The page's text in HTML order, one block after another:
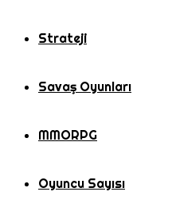
Strateji
Savaş Oyunları
MMORPG
Oyuncu Sayısı